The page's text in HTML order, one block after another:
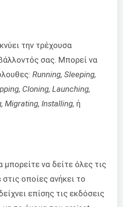
την τρέχουσα
σας. Μπορεί να
Running, Sleeping,
Cloning, Launching,
Migrating, Installing, ή
μπορείτε να δείτε όλες τις
στις οποίες ανήκει το
επίσης τις εκδόσεις